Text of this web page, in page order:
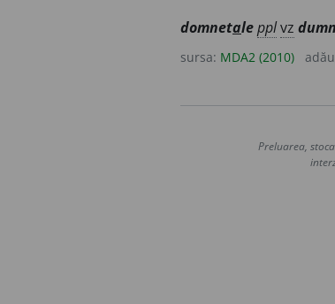
domnetalepplvz
sursa: MDA2 (2010)
Preluarea,